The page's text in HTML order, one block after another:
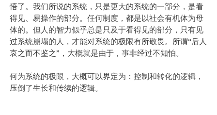
悟了。我们所说的系统，只是更大的系统的一部分，是看
得见、易操作的部分。任何制度，都是以社会有机体为母
体的。但人的智力似乎总是只及于看得见的部分，只有见
过系统崩塌的人，才能对系统的极限有所敬畏。所谓“后人
哀之而不鉴之”，大概就是由于，事非经过不知怕。
何为系统的极限，大概可以界定为：控制和转化的逻辑，
压倒了生长和传续的逻辑。